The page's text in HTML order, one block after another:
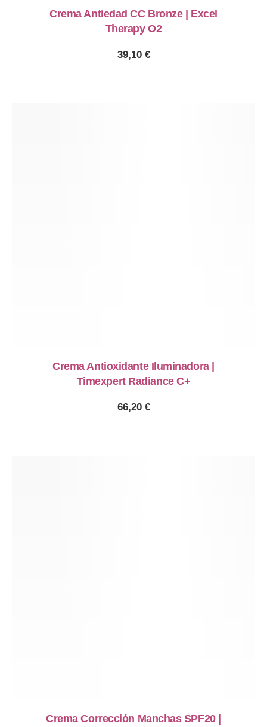
Crema Antiedad CC Bronze | Excel
Therapy O2
39,10 €
Crema Antioxidante Iluminadora |
Timexpert Radiance C+
66,20 €
Crema Corrección Manchas SPF20 |